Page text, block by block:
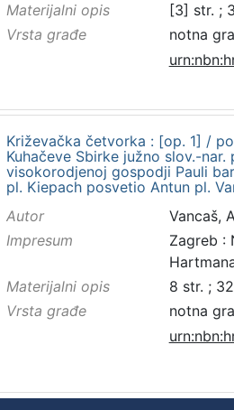
Materijalni opis
[3] str. ;
Vrsta građe
notna
Križevačka četvorka : [op. 1] /
Kuhačeve Sbirke južno slov.-
visokorodjenoj gospodji Pauli
pl. Kiepach posvetio Antun pl.
Autor
Vancaš,
Impresum
Zagreb :
Materijalni opis
8 str. ;
Vrsta građe
notna